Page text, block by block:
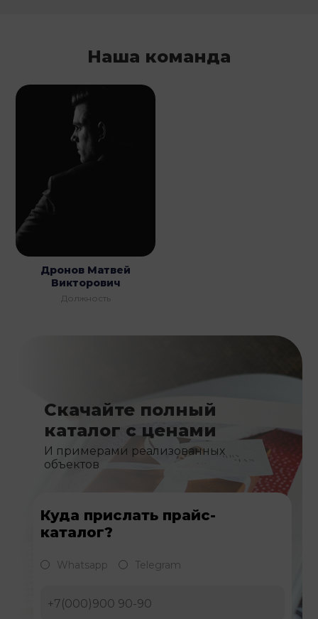
Наша команда
Дронов Матвей
Викторович
Должность
Скачайте полный
каталог с ценами
И примерами реализованных
объектов
Куда прислать прайс-
каталог?
Whatsapp Telegram